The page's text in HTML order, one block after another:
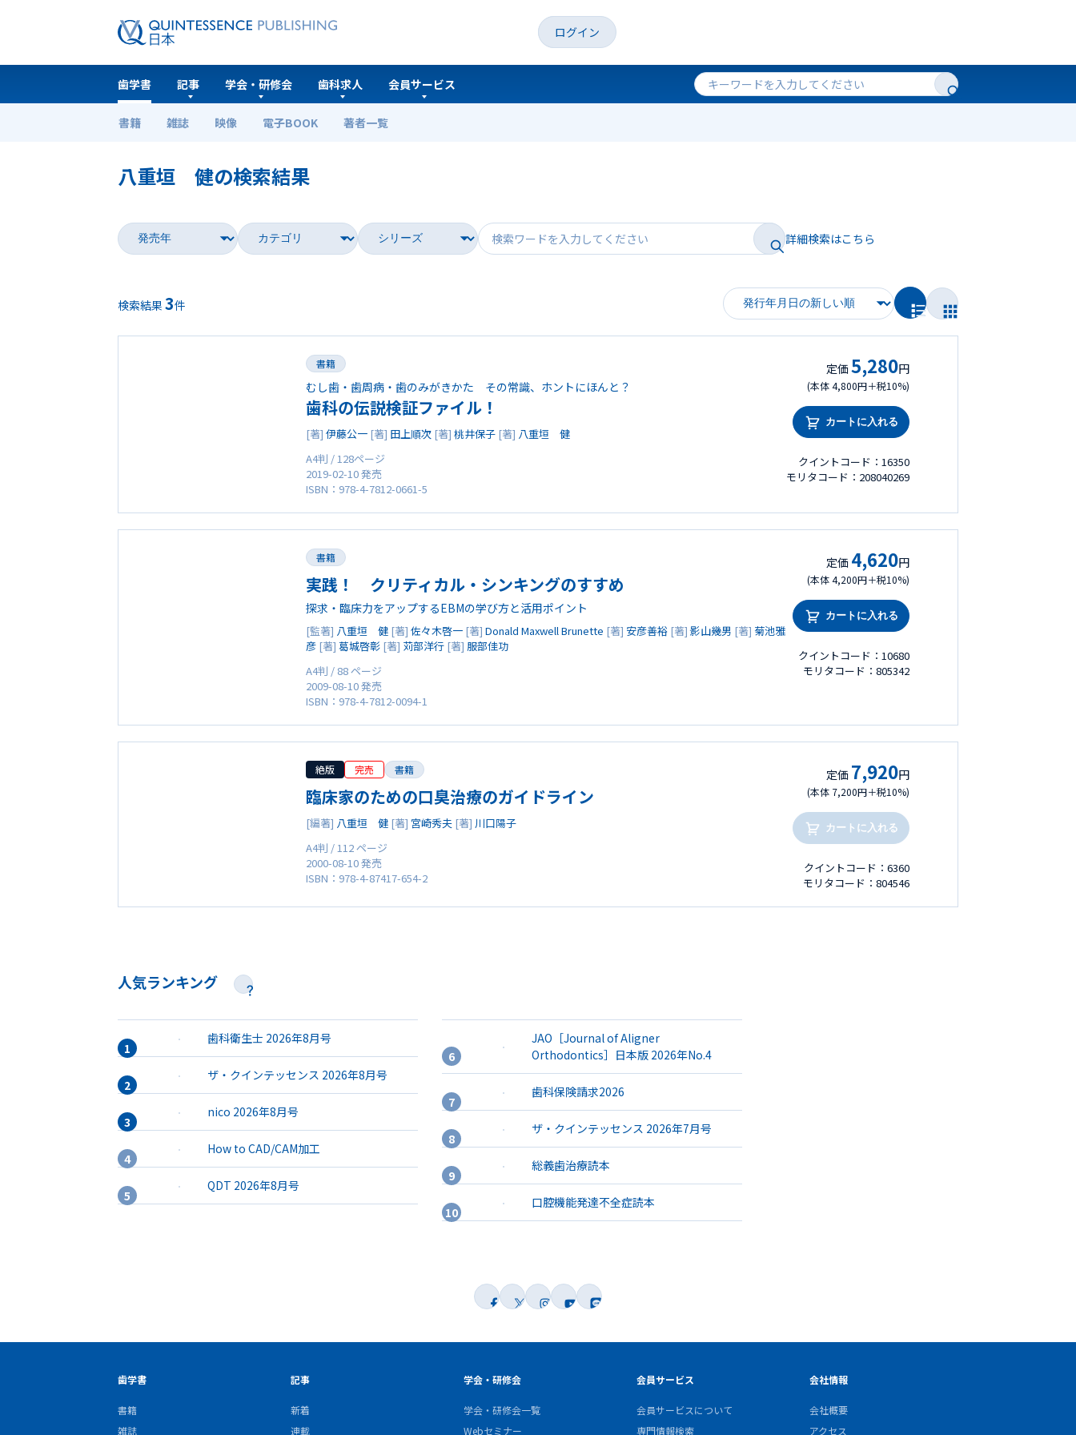
ログイン
歯学書
書籍 雑誌 映像 電子BOOK 著者一覧
記事 学会・研修会 歯科求人 会員サービス
ホーム 歯学書
八重垣 健の検索結果
詳細検索はこちら
検索結果 3件
書籍
むし歯・歯周病・歯のみがきかた その常識、ホントにほんと？
歯科の伝説検証ファイル！
[著] 伊藤公一 [著] 田上順次 [著] 桃井保子 [著] 八重垣 健
A4判 / 128ページ
2019-02-10 発売
ISBN：978-4-7812-0661-5
定価 5,280円
(本体 4,800円＋税10%)
カートに入れる
クイントコード：16350
モリタコード：208040269
書籍
実践！ クリティカル・シンキングのすすめ
探求・臨床力をアップするEBMの学び方と活用ポイント
[監著] 八重垣 健 [著] 佐々木啓一 [著] Donald Maxwell Brunette [著] 安彦善裕 [著]影山幾男 [著] 菊池雅
彦 [著] 葛城啓彰 [著] 苅部洋行 [著] 服部佳功
A4判 / 88 ページ
2009-08-10 発売
ISBN：978-4-7812-0094-1
定価 4,620円
(本体 4,200円＋税10%)
カートに入れる
クイントコード：10680
モリタコード：805342
絶版 完売 書籍
臨床家のための口臭治療のガイドライン
[編著] 八重垣 健 [著] 宮崎秀夫 [著] 川口陽子
A4判 / 112 ページ
2000-08-10 発売
ISBN：978-4-87417-654-2
定価 7,920円
(本体 7,200円＋税10%)
カートに入れる
クイントコード：6360
モリタコード：804546
人気ランキング
歯科衛生士 2026年8月号
ザ・クインテッセンス 2026年8月号
nico 2026年8月号
How to CAD/CAM加工
QDT 2026年8月号
JAO［Journal of Aligner
Orthodontics］日本版 2026年No.4
歯科保険請求2026
ザ・クインテッセンス 2026年7月号
総義歯治療読本
口腔機能発達不全症読本
歯学書
書籍
雑誌
記事
新着
連載
学会・研修会
学会・研修会一覧
Webセミナー
会員サービス
会員サービスについて
専門情報検索
会社情報
会社概要
アクセス